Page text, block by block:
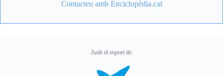
Contacteu amb Enciclopèdia.cat
Amb el suport de: